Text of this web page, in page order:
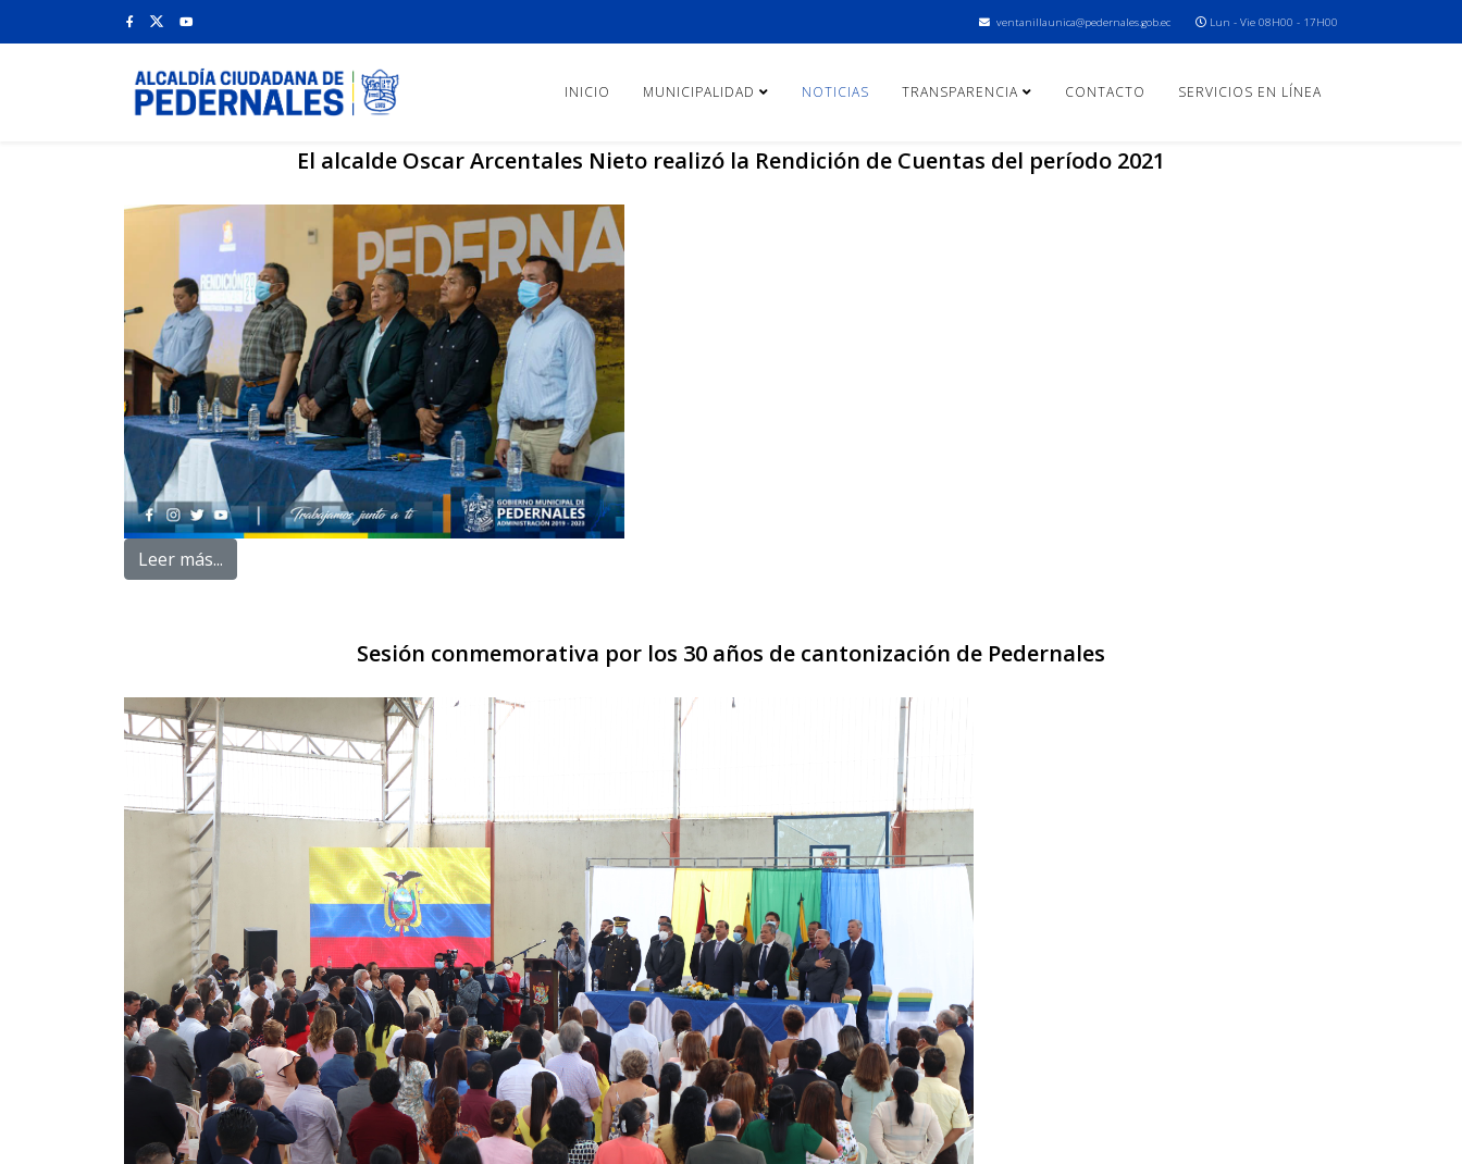
ventanillaunica@pedernales.gob.ec Lun - Vie 08H00 - 17H00
INICIO MUNICIPALIDAD NOTICIAS TRANSPARENCIA CONTACTO SERVICIOS EN LÍNEA
El alcalde Oscar Arcentales Nieto realizó la Rendición de Cuentas del período 2021
Leer más...
Sesión conmemorativa por los 30 años de cantonización de Pedernales